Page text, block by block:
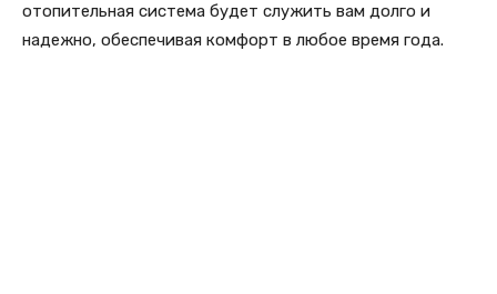
отопительная система будет служить вам долго и
надежно, обеспечивая комфорт в любое время года.